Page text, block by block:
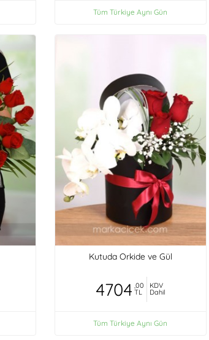
Tüm Türkiye Aynı Gün
Kutuda Orkide ve Gül
4704 ,00
TL
KDV
Dahil
Tüm Türkiye Aynı Gün